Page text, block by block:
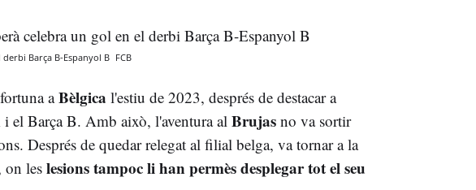
Barça B-Espanyol B FCB
aBèlgica l'estiu de 2023, després de destacar a
el Barça B. Amb això, l'aventura al Brujas no va sortir
Després de quedar relegat al filial belga, va tornar a la
on leslesions tampoc li han permès desplegar tot el seu